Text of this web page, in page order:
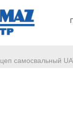
самосвальный